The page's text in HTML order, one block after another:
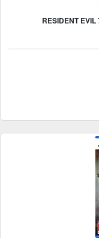
RESIDENT